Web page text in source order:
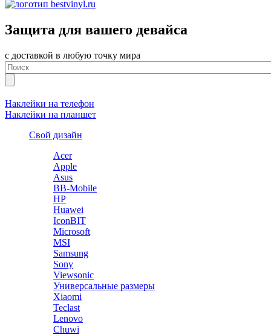
Защита для вашего девайса
с доставкой в любую точку мира
Наклейки на телефон
Наклейки на планшет
Свой дизайн
Acer
Apple
Asus
BB-Mobile
HP
Huawei
IconBIT
Microsoft
MSI
Samsung
Sony
Viewsonic
Универсальные размеры
Xiaomi
Teclast
Lenovo
Chuwi